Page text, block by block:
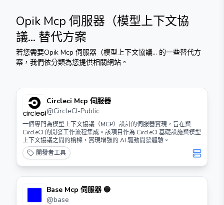
Opik Mcp 伺服器（模型上下文協
議... 替代方案
若您需要Opik Mcp 伺服器（模型上下文協議... 的一些替代方
案，我們依分類為您提供相關網站。
Circleci Mcp 伺服器
@CircleCI-Public
一個專門為模型上下文協議（MCP）設計的伺服器實現，旨在與
CircleCI 的開發工作流程集成。該項目作為 CircleCI 基礎設施與模型
上下文協議之間的橋樑，實現增強的 AI 驅動開發體驗。
開發者工具
Base Mcp 伺服器 🔵
@base